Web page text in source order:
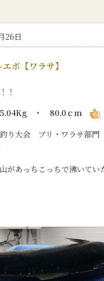
26日
ボ【ワラサ】
！
・ 80.0ｃｍ
り大会 ブリ・ワラサ部
があっちこっちで沸いてい